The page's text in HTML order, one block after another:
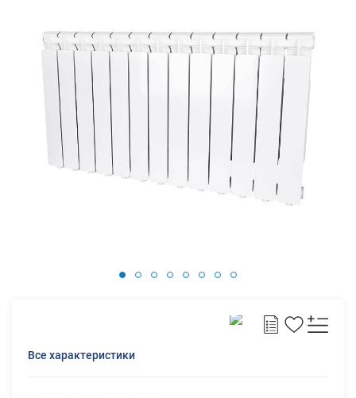
Все характеристики